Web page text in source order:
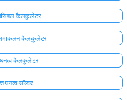
कैलकुलेटर
समाकलन कैलकुलेटर
कैलकुलेटर
घनत्व सॉल्वर